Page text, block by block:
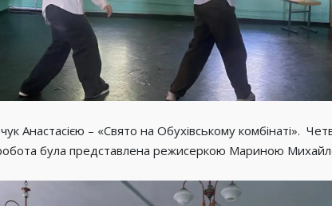
Анастасією – «Свято на Обухівському комбінаті».
робота була представлена режисеркою Мариною